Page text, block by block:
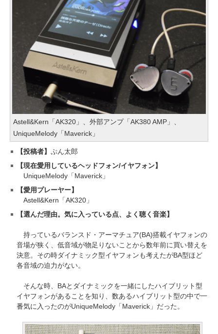
Astell&Kern「AK320」、外部アンプ「AK380 AMP」、
UniqueMelody「Maverick」
【投稿者】 ぷん太郎
【現在愛用しているヘッドフォン/イヤフォン】
UniqueMelody「Maverick」
【愛用プレーヤー】
Astell&Kern「AK320」
【選んだ理由。気に入っている点、よく聴く音楽】
持っているバランスド・アーマチュア(BA)搭載イヤフォンの
音場が狭く、低音域が物足りないことから数年前に買い替えを
決意。その時ダイナミック型イヤフォンも考えたがBA型ほど
各音域の迫力がない。
そんな時、BAとダイナミックを一緒にしたハイブリット型
イヤフォンがあることを知り、数あるハイブリット型の中で一
番気に入ったのがUniqueMelody「Maverick」だった。